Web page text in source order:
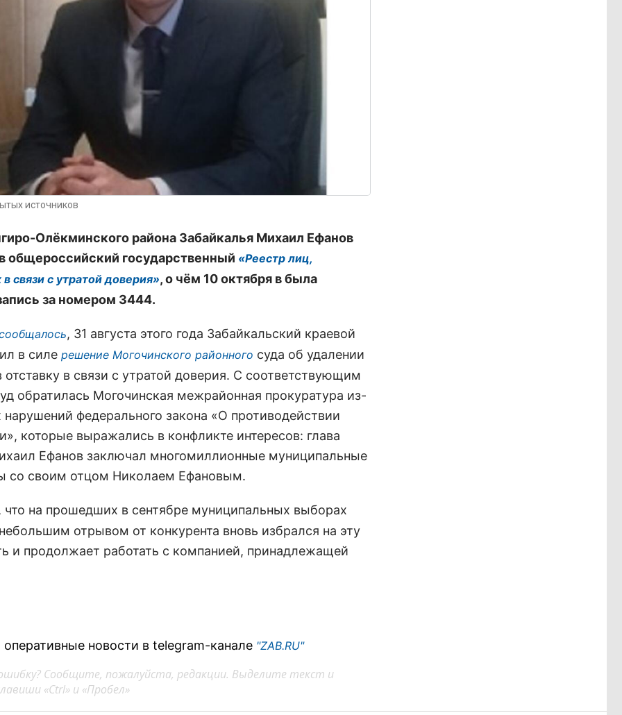
источников
Олёкминского района Забайкалья Михаил Ефанов
общероссийский государственный «Реестр лиц,
связи с утратой доверия», о чём 10 октября в была
за номером 3444.
, 31 августа этого года Забайкальский краевой
в силе решение Могочинского районного суда об удалении
отставку в связи с утратой доверия. С соответствующим
обратилась Могочинская межрайонная прокуратура из-
нарушений федерального закона «О противодействии
которые выражались в конфликте интересов: глава
Ефанов заключал многомиллионные муниципальные
со своим отцом Николаем Ефановым.
что на прошедших в сентябре муниципальных выборах
отрывом от конкурента вновь избрался на эту
и продолжает работать с компанией, принадлежащей
новости в telegram-канале "ZAB.RU"
Сообщите, пожалуйста, редакции. Выделите текст и
«Ctrl» и «Пробел»